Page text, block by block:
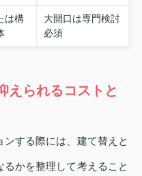
は構
大開口は専門検討
必須
えられるコストと
する際には、建て替えと
かを整理して考えること